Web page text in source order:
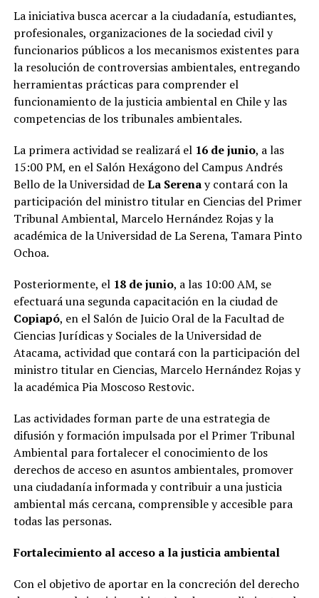
La iniciativa busca acercar a la ciudadanía, estudiantes,
profesionales, organizaciones de la sociedad civil y
funcionarios públicos a los mecanismos existentes para
la resolución de controversias ambientales, entregando
herramientas prácticas para comprender el
funcionamiento de la justicia ambiental en Chile y las
competencias de los tribunales ambientales.
La primera actividad se realizará el 16 de junio, a las
15:00 PM, en el Salón Hexágono del Campus Andrés
Bello de la Universidad deLa Serenay contará con la
participación del ministro titular en Ciencias del Primer
Tribunal Ambiental, Marcelo Hernández Rojas y la
académica de la Universidad de La Serena, Tamara Pinto
Ochoa.
Posteriormente, el 18 de junio, a las 10:00 AM, se
efectuará una segunda capacitación en la ciudad de
Copiapó, en el Salón de Juicio Oral de la Facultad de
Ciencias Jurídicas y Sociales de la Universidad de
Atacama, actividad que contará con la participación del
ministro titular en Ciencias, Marcelo Hernández Rojas y
la académica Pia Moscoso Restovic.
Las actividades forman parte de una estrategia de
difusión y formación impulsada por el Primer Tribunal
Ambiental para fortalecer el conocimiento de los
derechos de acceso en asuntos ambientales, promover
una ciudadanía informada y contribuir a una justicia
ambiental más cercana, comprensible y accesible para
todas las personas.
Fortalecimiento al acceso a la justicia ambiental
Con el objetivo de aportar en la concreción del derecho